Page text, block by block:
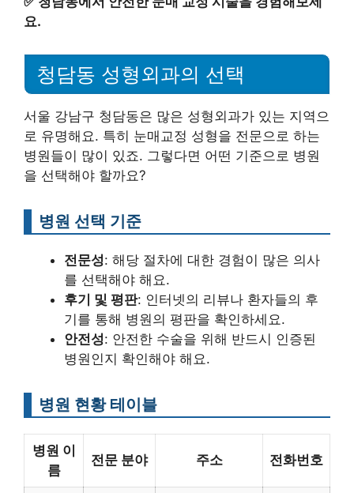
요.
청담동 성형외과의 선택
서울 강남구 청담동은 많은 성형외과가 있는 지역으
로 유명해요. 특히 눈매교정 성형을 전문으로 하는
병원들이 많이 있죠. 그렇다면 어떤 기준으로 병원
을 선택해야 할까요?
병원 선택 기준
전문성: 해당 절차에 대한 경험이 많은 의사
를 선택해야 해요.
후기 및 평판: 인터넷의 리뷰나 환자들의 후
기를 통해 병원의 평판을 확인하세요.
안전성: 안전한 수술을 위해 반드시 인증된
병원인지 확인해야 해요.
병원 현황 테이블
병원 이
름
전문 분야 주소 전화번호